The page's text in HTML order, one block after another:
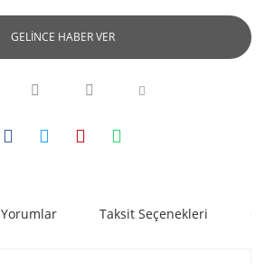
GELİNCE HABER VER
Yorumlar Taksit Seçenekleri